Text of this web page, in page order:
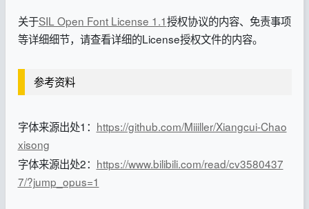
关于SIL Open Font License 1.1授权协议的内容、免责事项
等详细细节，请查看详细的License授权文件的内容。
参考资料
字体来源出处1： https://github.com/Miiiller/Xiangcui-Chao
xisong
字体来源出处2： https://www.bilibili.com/read/cv3580437
7/?jump_opus=1